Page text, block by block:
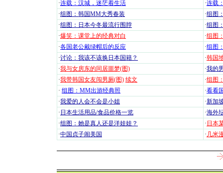
·连载：汉城，迷茫着生活 ·连载
·组图：韩国MM大秀春装 ·组图
·组图：日本今冬最流行围脖 ·组图
·爆笑：课堂上的经典对白 ·组图
·各国老公戴绿帽后的反应 ·组图
·讨论：我该不该换日本国籍？ ·韩国
·我与女房东的同居噩梦(图) ·我的
·我带韩国女友闯男厕(图) 续文 ·组图
· 组图：MM出游经典照 ·看看
·我爱的人会不会是小姐 ·新加
· 日本生活用品/食品价格一览 ·海外
·组图：她是真人还是洋娃娃？ · 日本
·中国贞子闹美国 · 几米